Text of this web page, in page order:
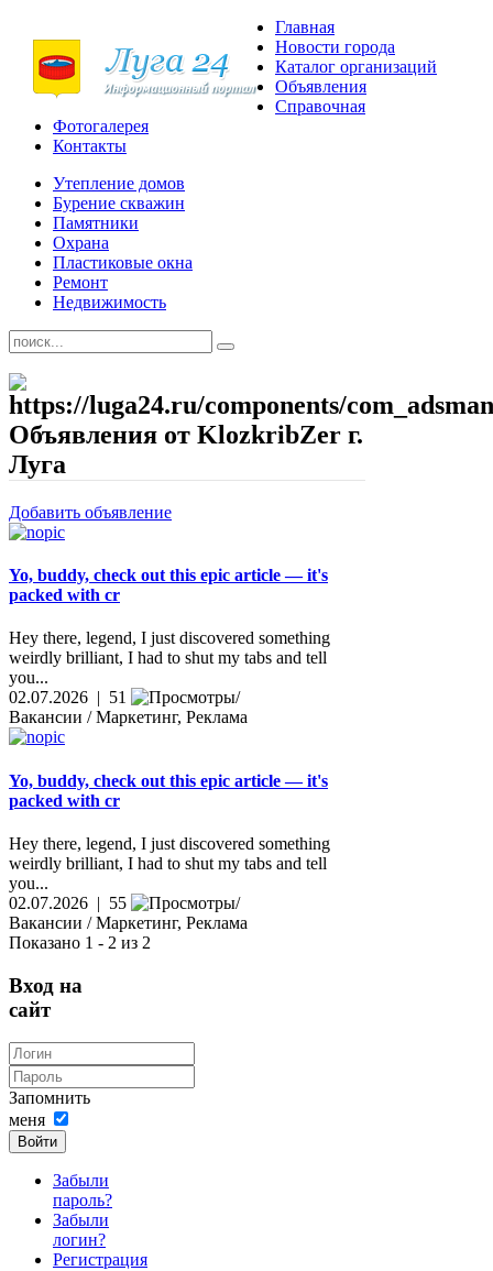
Главная
Новости города
Каталог организаций
Объявления
Справочная
Фотогалерея
Контакты
Утепление домов
Бурение скважин
Памятники
Охрана
Пластиковые окна
Ремонт
Недвижимость
Объявления от KlozkribZer г.
Луга
Добавить объявление
Yo, buddy, check out this epic article — it's
packed with cr
Hey there, legend, I just discovered something
weirdly brilliant, I had to shut my tabs and tell
you...
02.07.2026 | 51
Вакансии / Маркетинг, Реклама
Yo, buddy, check out this epic article — it's
packed with cr
Hey there, legend, I just discovered something
weirdly brilliant, I had to shut my tabs and tell
you...
02.07.2026 | 55
Вакансии / Маркетинг, Реклама
Показано 1 - 2 из 2
Вход на
сайт
Запомнить
меня
Войти
Забыли
пароль?
Забыли
логин?
Регистрация